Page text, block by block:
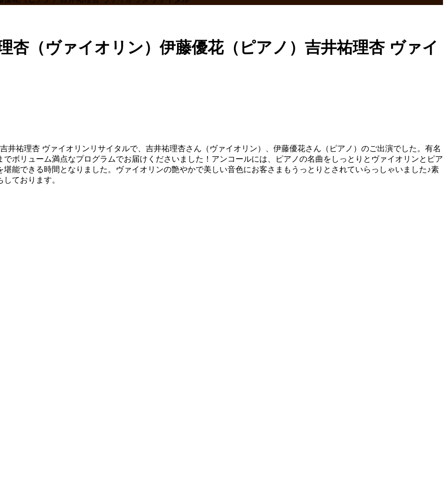
杏（ヴァイオリン）伊藤優花（ピアノ）吉井祐理杏 ヴァイ
井祐理杏 ヴァイオリンリサイタルで、吉井祐理杏さん（ヴァイオリン）、伊藤優花さん（ピアノ）のご出演でした。有名
ボリューム満点なプログラムでお届けくださいました！アンコールには、ピアノの名曲をしっとりとヴァイオリンとピア
能できる時間となりました。ヴァイオリンの艶やかで美しい音色にお客さまもうっとりとされていらっしゃいました♪素
ております。